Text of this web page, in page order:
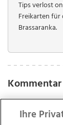
Tips verlost
Freikarten für
Brassaranka.
Ihre